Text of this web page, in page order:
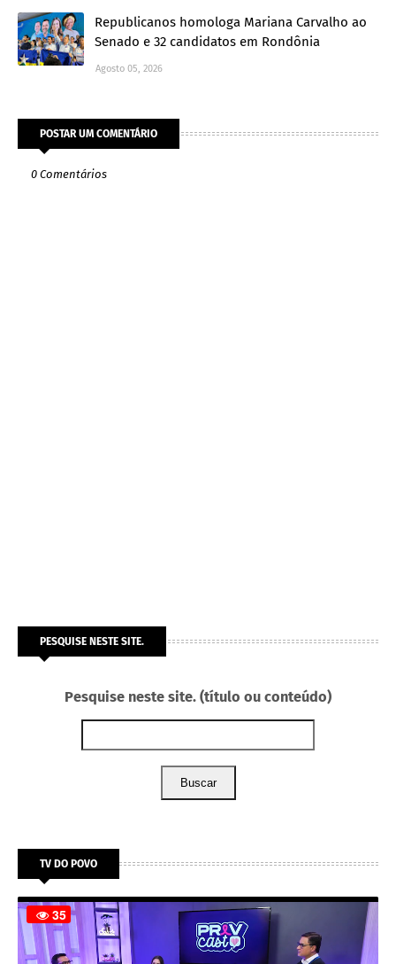
Republicanos homologa Mariana Carvalho ao
Senado e 32 candidatos em Rondônia
Agosto 05, 2026
POSTAR UM COMENTÁRIO
0 Comentários
PESQUISE NESTE SITE.
Pesquise neste site. (título ou conteúdo)
Buscar
TV DO POVO